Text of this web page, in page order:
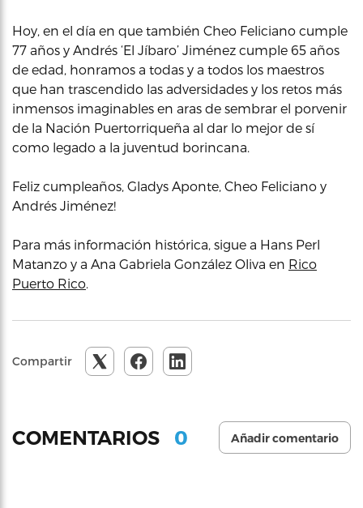
Hoy, en el día en que también Cheo Feliciano cumple
77 años y Andrés ‘El Jíbaro’ Jiménez cumple 65 años
de edad, honramos a todas y a todos los maestros
que han trascendido las adversidades y los retos más
inmensos imaginables en aras de sembrar el porvenir
de la Nación Puertorriqueña al dar lo mejor de sí
como legado a la juventud borincana.
Feliz cumpleaños, Gladys Aponte, Cheo Feliciano y
Andrés Jiménez!
Para más información histórica, sigue a Hans Perl
Matanzo y a Ana Gabriela González Oliva en Rico
Puerto Rico.
Compartir
COMENTARIOS 0 Añadir comentario